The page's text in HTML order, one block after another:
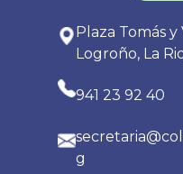
Plaza Tomás
Logroño, La
941 23 92 40
g